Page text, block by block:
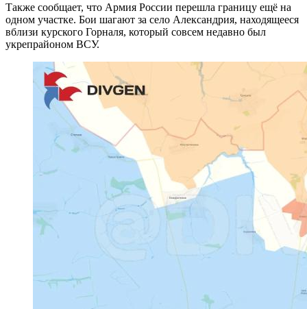
Также сообщает, что Армия России перешла границу ещё на
одном участке. Бои шагают за село Александрия, находящееся
вблизи курского Горналя, который совсем недавно был
укрепрайоном ВСУ.